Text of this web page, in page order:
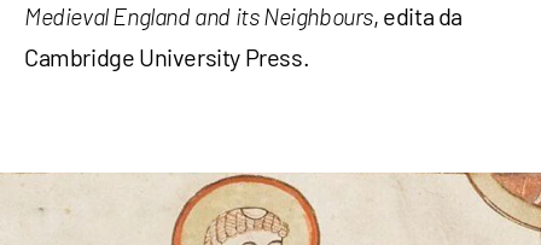
Medieval England and its Neighbours, edita da
Cambridge University Press.